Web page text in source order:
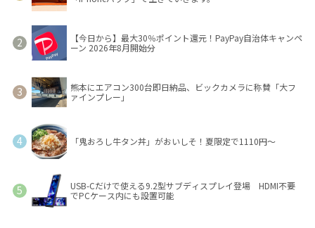
【今日から】最大30％ポイント還元！PayPay自治体キャンペ
ーン 2026年8月開始分
熊本にエアコン300台即日納品、ビックカメラに称賛「大フ
ァインプレー」
「鬼おろし牛タン丼」がおいしそ！夏限定で1110円～
USB-Cだけで使える9.2型サブディスプレイ登場 HDMI不要
でPCケース内にも設置可能